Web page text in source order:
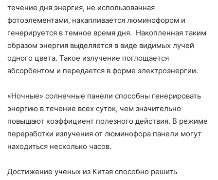
течение дня энергия, не использованная
фотоэлементами, накапливается люминофором и
генерируется в темное время дня. Накопленная таким
образом энергия выделяется в виде видимых лучей
одного цвета. Такое излучение поглощается
абсорбентом и передается в форме электроэнергии.
«Ночные» солнечные панели способны генерировать
энергию в течение всех суток, чем значительно
повышают коэффициент полезного действия. В режиме
переработки излучения от люминофора панели могут
находиться несколько часов.
Достижение ученых из Китая способно решить